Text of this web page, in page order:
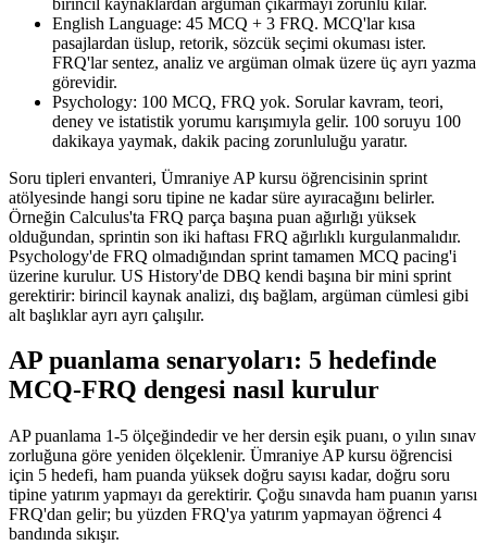
English Language: 45 MCQ + 3 FRQ. MCQ'lar kısa
pasajlardan üslup, retorik, sözcük seçimi okuması ister.
FRQ'lar sentez, analiz ve argüman olmak üzere üç ayrı yazma
görevidir.
Psychology: 100 MCQ, FRQ yok. Sorular kavram, teori,
deney ve istatistik yorumu karışımıyla gelir. 100 soruyu 100
dakikaya yaymak, dakik pacing zorunluluğu yaratır.
Soru tipleri envanteri, Ümraniye AP kursu öğrencisinin sprint
atölyesinde hangi soru tipine ne kadar süre ayıracağını belirler.
Örneğin Calculus'ta FRQ parça başına puan ağırlığı yüksek
olduğundan, sprintin son iki haftası FRQ ağırlıklı kurgulanmalıdır.
Psychology'de FRQ olmadığından sprint tamamen MCQ pacing'i
üzerine kurulur. US History'de DBQ kendi başına bir mini sprint
gerektirir: birincil kaynak analizi, dış bağlam, argüman cümlesi gibi
alt başlıklar ayrı ayrı çalışılır.
AP puanlama senaryoları: 5 hedefinde
MCQ-FRQ dengesi nasıl kurulur
AP puanlama 1-5 ölçeğindedir ve her dersin eşik puanı, o yılın sınav
zorluğuna göre yeniden ölçeklenir. Ümraniye AP kursu öğrencisi
için 5 hedefi, ham puanda yüksek doğru sayısı kadar, doğru soru
tipine yatırım yapmayı da gerektirir. Çoğu sınavda ham puanın yarısı
FRQ'dan gelir; bu yüzden FRQ'ya yatırım yapmayan öğrenci 4
bandında sıkışır.